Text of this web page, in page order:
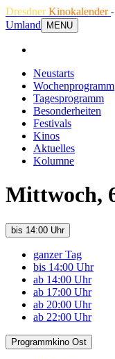
DresdnerKinokalender
Umland
MENU
Neustarts
Wochenprogramm
Tagesprogramm
Besonderheiten
Festivals
Kinos
Aktuelles
Kolumne
Mittwoch,
bis 14:00 Uhr
ganzer Tag
bis 14:00 Uhr
ab 14:00 Uhr
ab 17:00 Uhr
ab 20:00 Uhr
ab 22:00 Uhr
Programmkino Ost